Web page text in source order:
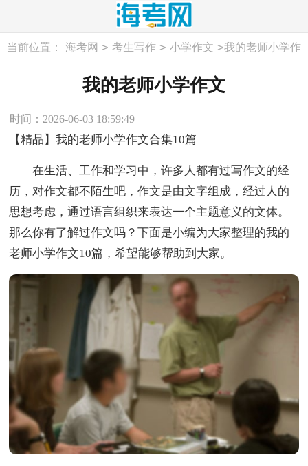
当前位置： 海考网 > 考生写作 > 小学作文 >我的老师小学作
我的老师小学作文
时间：2026-06-03 18:59:49
【精品】我的老师小学作文合集10篇
在生活、工作和学习中，许多人都有过写作文的经
历，对作文都不陌生吧，作文是由文字组成，经过人的
思想考虑，通过语言组织来表达一个主题意义的文体。
那么你有了解过作文吗？下面是小编为大家整理的我的
老师小学作文10篇，希望能够帮助到大家。